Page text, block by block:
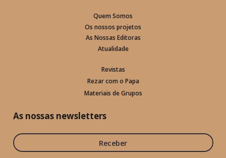
Quem Somos
Os nossos projetos
As Nossas Editoras
Atualidade
Revistas
Rezar com o Papa
Materiais de Grupos
As nossas newsletters
Receber